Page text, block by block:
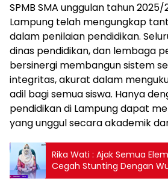
SPMB SMA unggulan tahun 2025/
Lampung telah mengungkap
dalam penilaian pendidikan.
dinas pendidikan, dan lembaga
bersinergi membangun sistem
integritas, akurat dalam
adil bagi semua siswa. Hanya
pendidikan di Lampung dapat
yang unggul secara akademik
Rika Wati : Ajak Semua
Cegah Stunting Dengan